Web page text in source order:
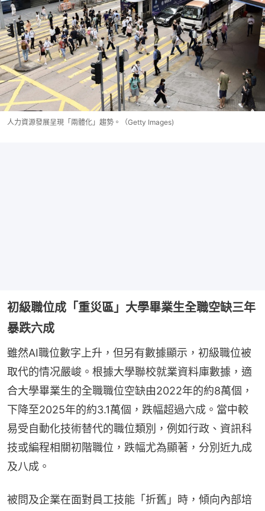
人力資源發展呈現「兩體化」趨勢。（Getty Images)
初級職位成「重災區」大學畢業生全職空缺三年
暴跌六成
雖然AI職位數字上升，但另有數據顯示，初級職位被
取代的情况嚴峻。根據大學聯校就業資料庫數據，適
合大學畢業生的全職職位空缺由2022年的約8萬個，
下降至2025年的約3.1萬個，跌幅超過六成。當中較
易受自動化技術替代的職位類別，例如行政、資訊科
技或編程相關初階職位，跌幅尤為顯著，分別近九成
及八成。
被問及企業在面對員工技能「折舊」時，傾向內部培